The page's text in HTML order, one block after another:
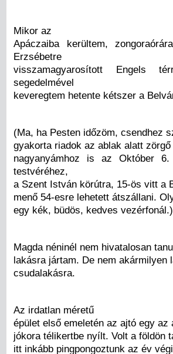
Mikor az
Apáczaiba kerültem,
Erzsébetre
visszamagyarosított Engels
segedelmével
keveregtem hetente kétszer a
(Ma, ha Pesten időzöm, csendhez
gyakorta riadok az ablak alatt
nagyanyámhoz is az Október
testvéréhez,
a Szent István körútra, 15-ös vitt a
menő 54-esre lehetett átszállani.
egy kék, büdös, kedves vezérfonál.)
Magda néninél nem hivatalosan
lakásra jártam. De nem akármilyen
csudalakásra.
Az irdatlan méretű
épület első emeletén az ajtó egy
jókora télikertbe nyílt. Volt a földön
itt inkább pingpongoztunk az év